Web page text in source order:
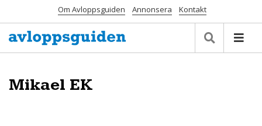
Om Avloppsguiden Annonsera Kontakt
Mikael EK